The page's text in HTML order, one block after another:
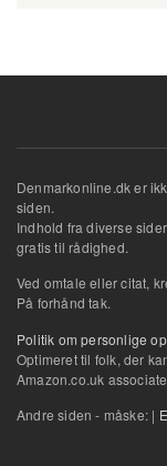
Denmarkonline.dk er
siden.
Indhold fra diverse
gratis til rådighed.
Ved omtale eller citat,
På forhånd tak.
Politik om personlige
Optimeret til folk, der
Amazon.co.uk
Andre siden - måske: |